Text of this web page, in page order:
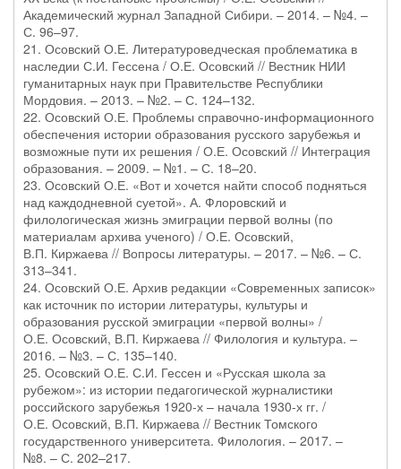
Академический журнал Западной Сибири. – 2014. – №4. –
С. 96–97.
21. Осовский О.Е. Литературоведческая проблематика в
наследии С.И. Гессена / О.Е. Осовский // Вестник НИИ
гуманитарных наук при Правительстве Республики
Мордовия. – 2013. – №2. – С. 124–132.
22. Осовский О.Е. Проблемы справочно-информационного
обеспечения истории образования русского зарубежья и
возможные пути их решения / О.Е. Осовский // Интеграция
образования. – 2009. – №1. – С. 18–20.
23. Осовский О.Е. «Вот и хочется найти способ подняться
над каждодневной суетой». А. Флоровский и
филологическая жизнь эмиграции первой волны (по
материалам архива ученого) / О.Е. Осовский,
В.П. Киржаева // Вопросы литературы. – 2017. – №6. – С.
313–341.
24. Осовский О.Е. Архив редакции «Современных записок»
как источник по истории литературы, культуры и
образования русской эмиграции «первой волны» /
О.Е. Осовский, В.П. Киржаева // Филология и культура. –
2016. – №3. – С. 135–140.
25. Осовский О.Е. С.И. Гессен и «Русская школа за
рубежом»: из истории педагогической журналистики
российского зарубежья 1920-х – начала 1930-х гг. /
О.Е. Осовский, В.П. Киржаева // Вестник Томского
государственного университета. Филология. – 2017. –
№8. – С. 202–217.